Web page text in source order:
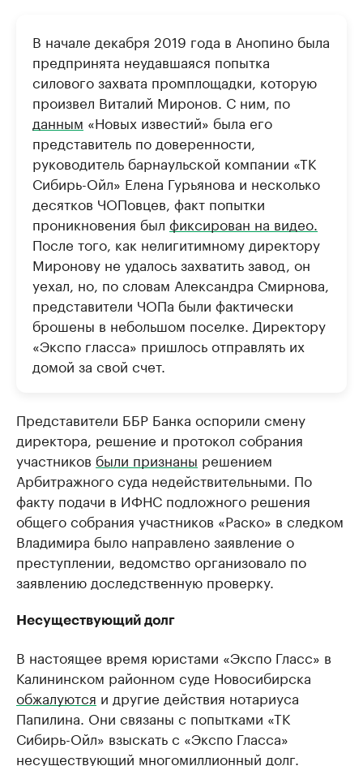
В начале декабря 2019 года в Анопино была
предпринята неудавшаяся попытка
силового захвата промплощадки, которую
произвел Виталий Миронов. С ним, по
данным «Новых известий» была его
представитель по доверенности,
руководитель барнаульской компании «ТК
Сибирь-Ойл» Елена Гурьянова и несколько
десятков ЧОПовцев, факт попытки
проникновения был фиксирован на видео.
После того, как нелигитимному директору
Миронову не удалось захватить завод, он
уехал, но, по словам Александра Смирнова,
представители ЧОПа были фактически
брошены в небольшом поселке. Директору
«Экспо гласса» пришлось отправлять их
домой за свой счет.
Представители ББР Банка оспорили смену
директора, решение и протокол собрания
участников были признаны решением
Арбитражного суда недействительными. По
факту подачи в ИФНС подложного решения
общего собрания участников «Раско» в следком
Владимира было направлено заявление о
преступлении, ведомство организовало по
заявлению доследственную проверку.
Несуществующий долг
В настоящее время юристами «Экспо Гласс» в
Калининском районном суде Новосибирска
обжалуются и другие действия нотариуса
Папилина. Они связаны с попытками «ТК
Сибирь-Ойл» взыскать с «Экспо Гласса»
несуществующий многомиллионный долг.